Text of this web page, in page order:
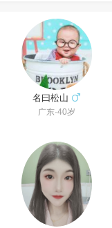
名曰松山
广东·40岁